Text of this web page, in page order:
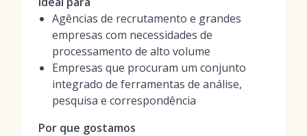
Agências de recrutamento e grandes
empresas com necessidades de
processamento de alto volume
Empresas que procuram um conjunto
integrado de ferramentas de análise,
pesquisa e correspondência
Por que gostamos